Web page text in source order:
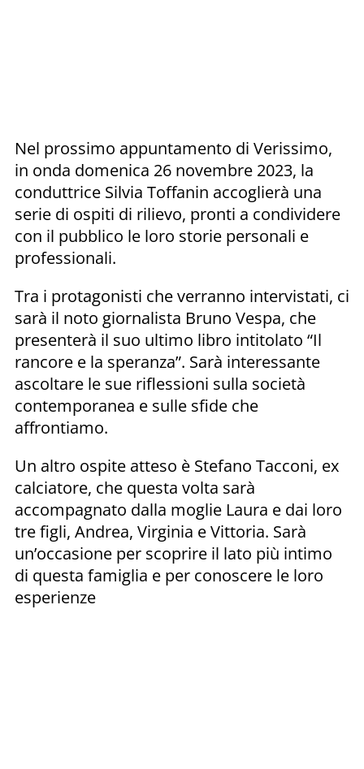
Nel prossimo appuntamento di Verissimo,
in onda domenica 26 novembre 2023, la
conduttrice Silvia Toffanin accoglierà una
serie di ospiti di rilievo, pronti a condividere
con il pubblico le loro storie personali e
professionali.
Tra i protagonisti che verranno intervistati, ci
sarà il noto giornalista Bruno Vespa, che
presenterà il suo ultimo libro intitolato “Il
rancore e la speranza”. Sarà interessante
ascoltare le sue riflessioni sulla società
contemporanea e sulle sfide che
affrontiamo.
Un altro ospite atteso è Stefano Tacconi, ex
calciatore, che questa volta sarà
accompagnato dalla moglie Laura e dai loro
tre figli, Andrea, Virginia e Vittoria. Sarà
un’occasione per scoprire il lato più intimo
di questa famiglia e per conoscere le loro
esperienze